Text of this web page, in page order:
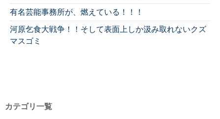
有名芸能事務所が、燃えている！！！
河原乞食大戦争！！そして表面上しか汲み取れないクズ
マスゴミ
カテゴリ一覧